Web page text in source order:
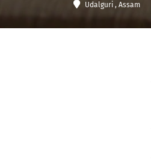
Udalguri , Assam